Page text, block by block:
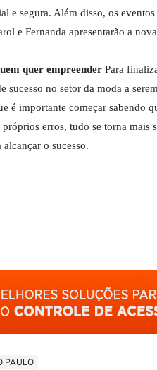
e segura. Além disso, os
e Fernanda apresentarão a
quer empreender Para
sucesso no setor da moda a
é importante começar sabendo
erros, tudo se torna mais
o sucesso.
PAULO